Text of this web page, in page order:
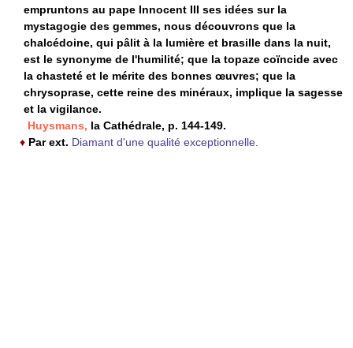
empruntons au pape Innocent III ses idées sur la
mystagogie des gemmes, nous découvrons que la
chalcédoine, qui pâlit à la lumière et brasille dans la nuit,
est le synonyme de l'humilité; que la topaze coïncide avec
la chasteté et le mérite des bonnes œuvres; que la
chrysoprase, cette reine des minéraux, implique la sagesse
et la vigilance.
Huysmans, la Cathédrale, p. 144-149.
♦ Par ext. Diamant d'une qualité exceptionnelle.